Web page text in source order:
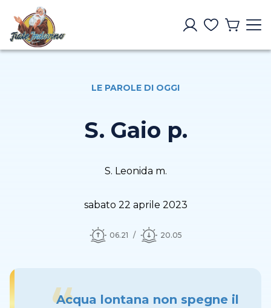
LE PAROLE DI OGGI
S. Gaio p.
S. Leonida m.
sabato 22 aprile 2023
06.21 20.05
Acqua lontana non spegne il